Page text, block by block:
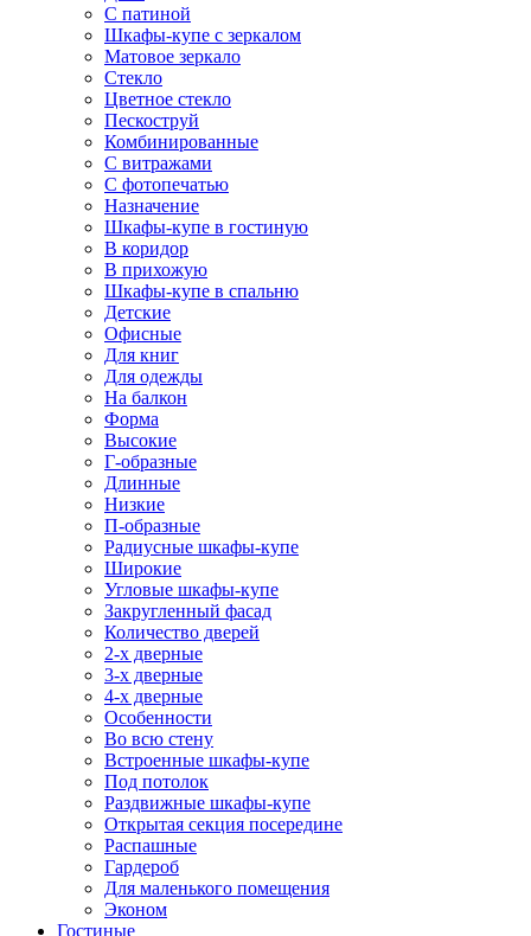
С патиной
Шкафы-купе с зеркалом
Матовое зеркало
Стекло
Цветное стекло
Пескоструй
Комбинированные
С витражами
С фотопечатью
Назначение
Шкафы-купе в гостиную
В коридор
В прихожую
Шкафы-купе в спальню
Детские
Офисные
Для книг
Для одежды
На балкон
Форма
Высокие
Г-образные
Длинные
Низкие
П-образные
Радиусные шкафы-купе
Широкие
Угловые шкафы-купе
Закругленный фасад
Количество дверей
2-х дверные
3-х дверные
4-х дверные
Особенности
Во всю стену
Встроенные шкафы-купе
Под потолок
Раздвижные шкафы-купе
Открытая секция посередине
Распашные
Гардероб
Для маленького помещения
Эконом
Гостиные